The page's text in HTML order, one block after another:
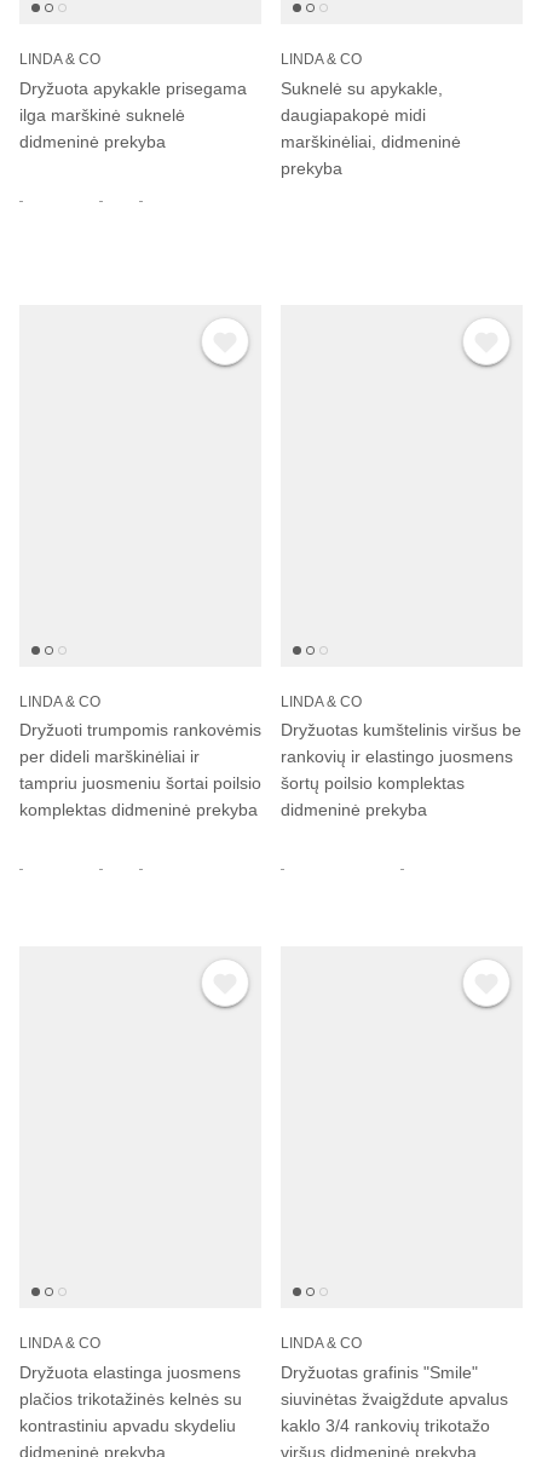
LINDA & CO
Dryžuota apykakle prisegama
ilga marškinė suknelė
didmeninė prekyba
LINDA & CO
Suknelė su apykakle,
daugiapakopė midi
marškinėliai, didmeninė
prekyba
LINDA & CO
Dryžuoti trumpomis rankovėmis
per dideli marškinėliai ir
tampriu juosmeniu šortai poilsio
komplektas didmeninė prekyba
LINDA & CO
Dryžuotas kumštelinis viršus be
rankovių ir elastingo juosmens
šortų poilsio komplektas
didmeninė prekyba
LINDA & CO
Dryžuota elastinga juosmens
plačios trikotažinės kelnės su
kontrastiniu apvadu skydeliu
didmeninė prekyba
LINDA & CO
Dryžuotas grafinis "Smile"
siuvinėtas žvaigždute apvalus
kaklo 3/4 rankovių trikotažo
viršus didmeninė prekyba